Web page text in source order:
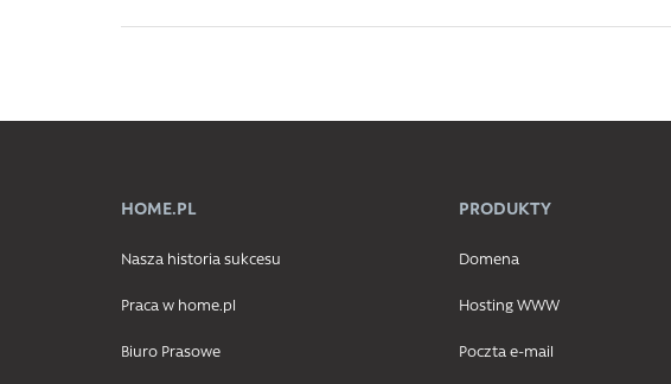
HOME.PL
Nasza historia sukcesu
Praca w home.pl
Biuro Prasowe
PRODUKTY
Domena
Hosting WWW
Poczta e-mail